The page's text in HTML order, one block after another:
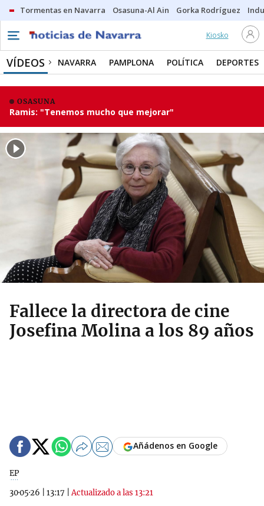
Tormentas en Navarra Osasuna-Al Ain Gorka Rodríguez
Kiosko
VÍDEOS NAVARRA PAMPLONA POLÍTICA DEPORTES
OSASUNA
Ramis: "Tenemos mucho que mejorar"
Fallece la directora de cine
Josefina Molina a los 89 años
EP
30·05·26
13:17 |Actualizado a las 13:21
Añádenos en Google